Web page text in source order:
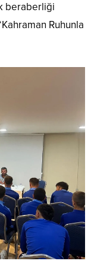
beraberliği
Ruhunla